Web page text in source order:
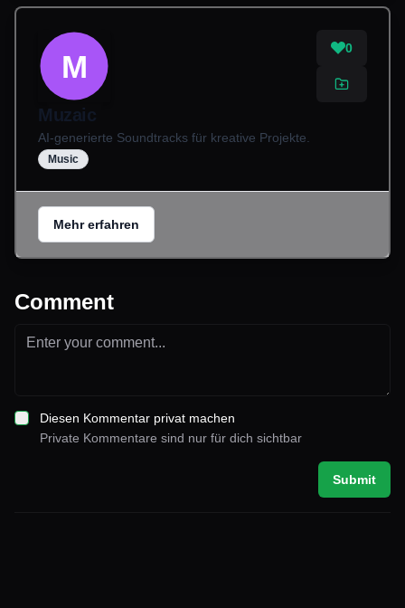
M
0
Muzaic
AI-generierte Soundtracks für kreative Projekte.
Music
Mehr erfahren
Comment
Diesen Kommentar privat machen
Private Kommentare sind nur für dich sichtbar
Submit